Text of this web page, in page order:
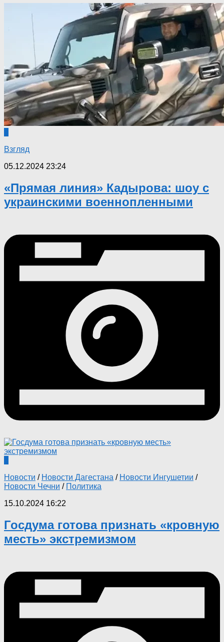
Взгляд
05.12.2024 23:24
«Прямая линия» Кадырова: шоу с
украинскими военнопленными
Новости / Новости Дагестана / Новости Ингушетии /
Новости Чечни / Политика
15.10.2024 16:22
Госдума готова признать «кровную
месть» экстремизмом